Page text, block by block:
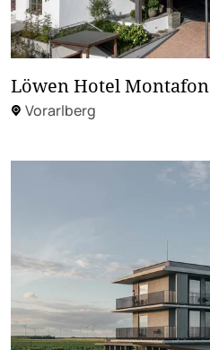
Löwen Hotel Montafon
Vorarlberg